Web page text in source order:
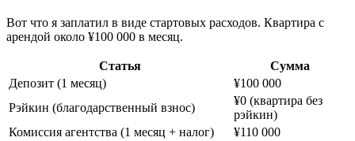
Вот что я заплатил в виде стартовых расходов. Квартира с
арендой около ¥100 000 в месяц.
Статья
Сумма
Депозит (1 месяц)
¥100 000
Рэйкин (благодарственный взнос)
¥0 (квартира без
рэйкин)
Комиссия агентства (1 месяц + налог)
¥110 000